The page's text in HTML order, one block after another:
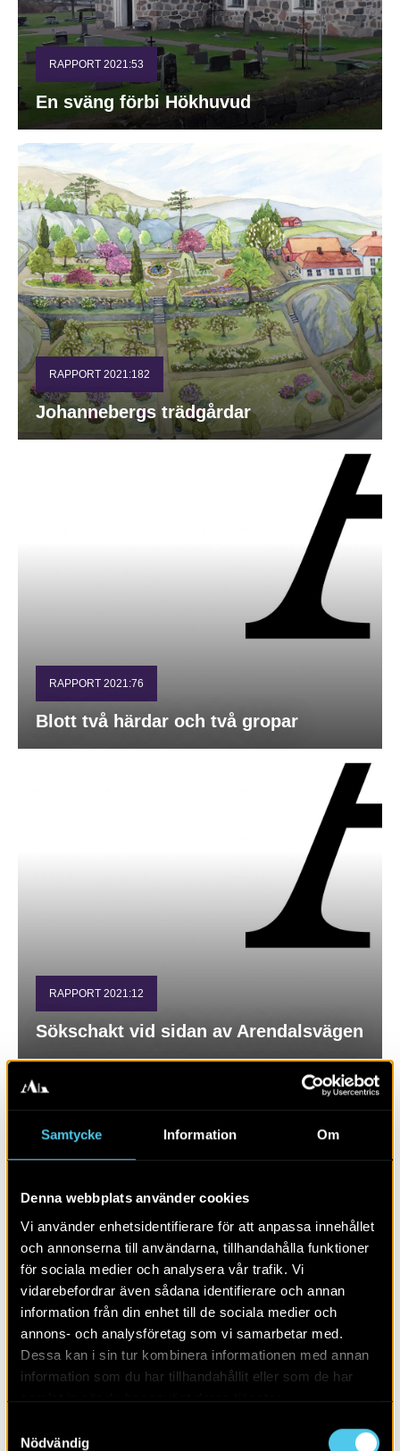
Samtycke Information Om
Denna webbplats använder cookies
Vi använder enhetsidentifierare för att anpassa innehållet
och annonserna till användarna, tillhandahålla funktioner
för sociala medier och analysera vår trafik. Vi
vidarebefordrar även sådana identifierare och annan
information från din enhet till de sociala medier och
annons- och analysföretag som vi samarbetar med.
Dessa kan i sin tur kombinera informationen med annan
information som du har tillhandahållit eller som de har
Nödvändig
RAPPORT 2021:53
En sväng förbi Hökhuvud
RAPPORT 2021:182
Johannebergs trädgårdar
RAPPORT 2021:76
Blott två härdar och två gropar
RAPPORT 2021:12
Sökschakt vid sidan av Arendalsvägen
RAPPORT 2021:61
Sten- och bronsålder i Vareborg